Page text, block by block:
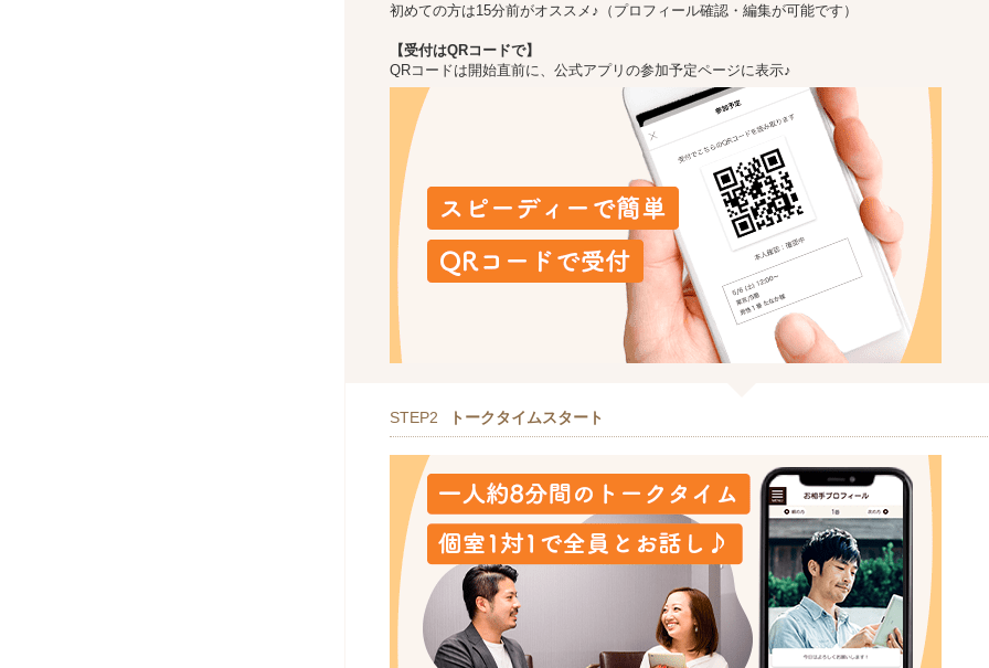
初めての方は15分前がオススメ♪（プロフィール確認・編集が可能です）
【受付はQRコードで】
QRコードは開始直前に、公式アプリの参加予定ページに表示♪
STEP2 トークタイムスタート